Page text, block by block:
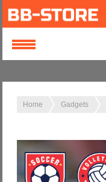
Home Gadgets
Login
Password